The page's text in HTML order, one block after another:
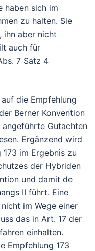
haben sich im
zu halten. Sie
ihn aber nicht
auch für
7 Satz 4
die Empfehlung
Berner Konvention
Gutachten
Ergänzend wird
im Ergebnis zu
der Hybriden
und damit de
II führt. Eine
im Wege einer
das in Art. 17 der
einhalten.
Empfehlung 173